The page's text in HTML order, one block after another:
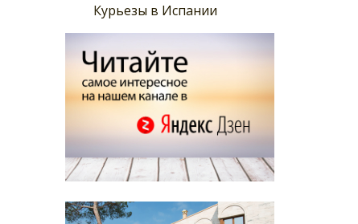
Курьезы в Испании